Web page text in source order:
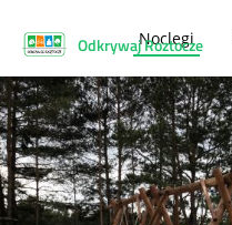
Odkrywaj Roztocze
Noclegi